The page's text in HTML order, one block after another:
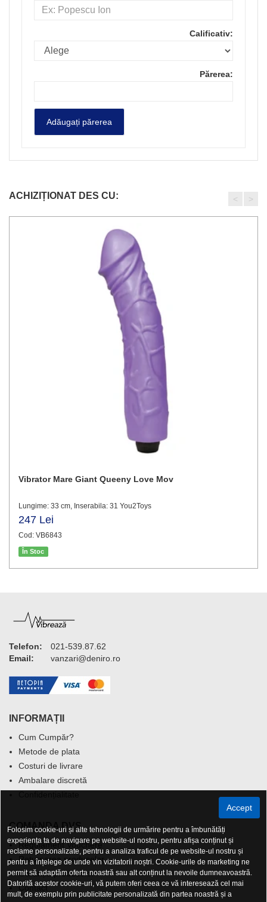
Calificativ:
Părerea:
ACHIZIȚIONAT DES CU:
Vibrator Mare Giant Queeny Love Mov
Lungime: 33 cm, Inserabila: 31 You2Toys
247 Lei
Cod: VB6843
În Stoc
< >
Telefon:
021-539.87.62
Email:
vanzari@deniro.ro
INFORMAȚII
Cum Cumpăr?
Metode de plata
Costuri de livrare
Ambalare discretă
COMANDA DVS.
Regulament Vouchere
Returnarea produselor
Garanția produselor
Contact
Accept
Folosim cookie-uri și alte tehnologii de urmărire pentru a îmbunătăți
experiența ta de navigare pe website-ul nostru, pentru afișa conținut și
reclame personalizate, pentru a analiza traficul de pe website-ul nostru și
pentru a înțelege de unde vin vizitatorii noștri. Cookie-urile de marketing ne
permit să adaptăm oferta noastră sau alt conținut la nevoile dumneavoastră.
Datorită acestor cookie-uri, vă putem oferi ceea ce vă interesează cel mai
mult, de exemplu prin publicitate personalizată din partea noastră și a